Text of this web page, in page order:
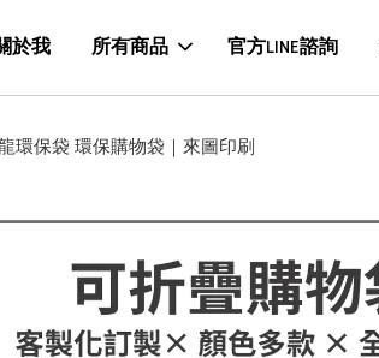
於我 所有商品 官方LINE諮詢
環保袋 環保購物袋｜來圖印刷